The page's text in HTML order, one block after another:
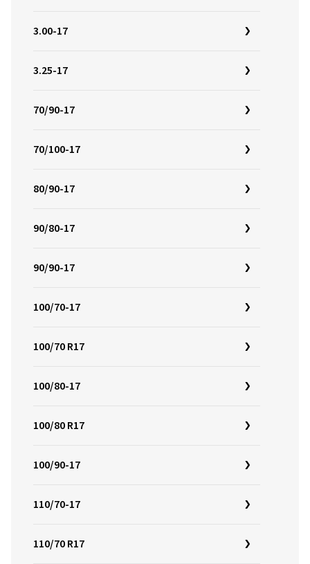
3.00-17
3.25-17
70/90-17
70/100-17
80/90-17
90/80-17
90/90-17
100/70-17
100/70 R17
100/80-17
100/80 R17
100/90-17
110/70-17
110/70 R17